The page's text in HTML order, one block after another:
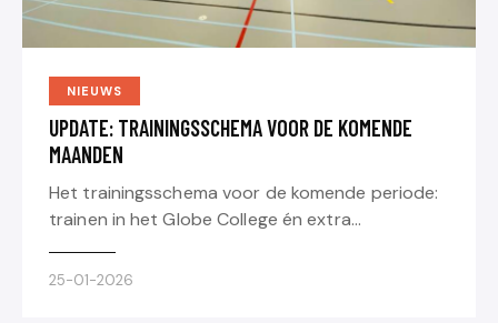
NIEUWS
UPDATE: TRAININGSSCHEMA VOOR DE KOMENDE
MAANDEN
Het trainingsschema voor de komende periode:
trainen in het Globe College én extra…
25-01-2026